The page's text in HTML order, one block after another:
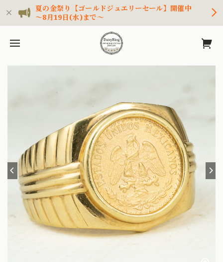
夏の金祭り【ゴールドジュエリーセール】開催中
～8月19日(水)まで～